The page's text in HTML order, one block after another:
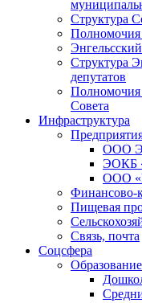
Структура
Структура
депутатов
Полномочия
Совета
Инфраструктура
ООО
ЭОКБ
ООО
Финансово-
Пищевая
Связь, почта
Соцсфера
Образование